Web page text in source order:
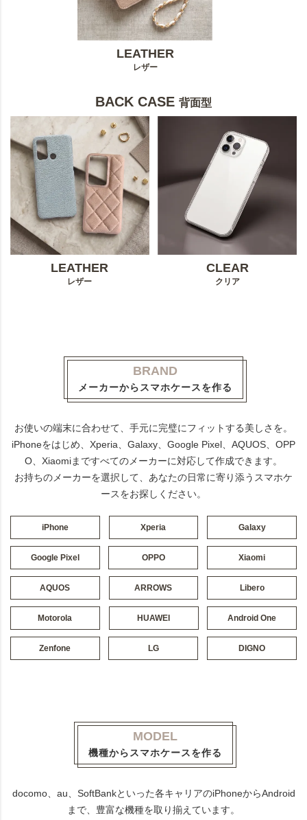
LEATHER
レザー
BACK CASE 背面型
LEATHER
レザー
CLEAR
クリア
BRAND
メーカーからスマホケースを作る
お使いの端末に合わせて、手元に完璧にフィットする美しさを。
iPhoneをはじめ、Xperia、Galaxy、Google Pixel、AQUOS、OPP
O、Xiaomiまですべてのメーカーに対応して作成できます。
お持ちのメーカーを選択して、あなたの日常に寄り添うスマホケ
ースをお探しください。
iPhone Xperia Galaxy
Google Pixel OPPO Xiaomi
AQUOS ARROWS Libero
Motorola HUAWEI Android One
Zenfone LG DIGNO
MODEL
機種からスマホケースを作る
docomo、au、SoftBankといった各キャリアのiPhoneからAndroid
まで、豊富な機種を取り揃えています。